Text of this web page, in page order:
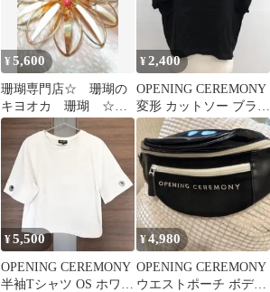
¥5,600
珊瑚専門店☆ 珊瑚の
キヨオカ 珊瑚 ☆新
品未使用ブローチ
¥2,400
OPENING CEREMONY
変形 カットソー ブラッ
ク OS モード
¥5,500
OPENING CEREMONY
半袖Tシャツ OS ホワイ
¥4,980
OPENING CEREMONY
ウエストポーチ ボディ